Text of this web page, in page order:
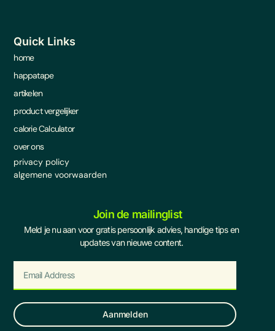
Quick Links
home
happatape
artikelen
product vergelijker
calorie Calculator
over ons
privacy policy
algemene voorwaarden
Join de mailinglist
Meld je nu aan voor gratis persoonlijk advies, handige tips en
updates van nieuwe content.
Aanmelden